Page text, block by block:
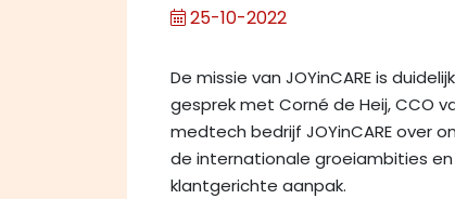
25-10-2022
De missie van JOYinCARE is
gesprek met Corné de Heij, CCO
medtech bedrijf JOYinCARE over
de internationale groeiambities
klantgerichte aanpak.